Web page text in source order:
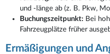
und -länge ab (z. B. Pkw,
Buchungszeitpunkt: Bei
Fahrzeugplätze früher
Ermäßigungen und